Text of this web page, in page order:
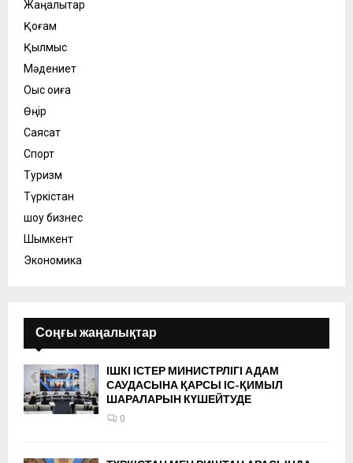
Жаңалықтар
Қоғам
Қылмыс
Мәдениет
Оқыс оқиға
Өңір
Саясат
Спорт
Туризм
Түркістан
шоу бизнес
Шымкент
Экономика
Соңғы жаңалықтар
ІШКІ ІСТЕР МИНИСТРЛІГІ АДАМ
САУДАСЫНА ҚАРСЫ ІС-ҚИМЫЛ
ШАРАЛАРЫН КҮШЕЙТУДЕ
0